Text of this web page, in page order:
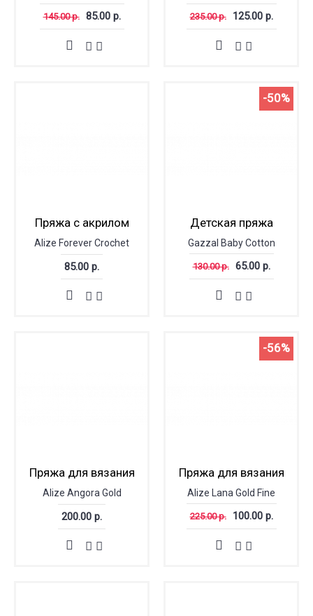
145.00 р. 85.00 р. 235.00 р. 125.00 р.
Пряжа с акрилом
Alize Forever Crochet
85.00 р.
-50%
Детская пряжа
Gazzal Baby Cotton
130.00 р. 65.00 р.
Пряжа для вязания
Alize Angora Gold
200.00 р.
-56%
Пряжа для вязания
Alize Lana Gold Fine
225.00 р. 100.00 р.